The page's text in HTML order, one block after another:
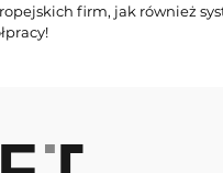
firm, jak również